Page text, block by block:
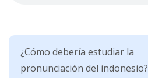
¿Cómo debería estudiar la
pronunciación del indonesio?